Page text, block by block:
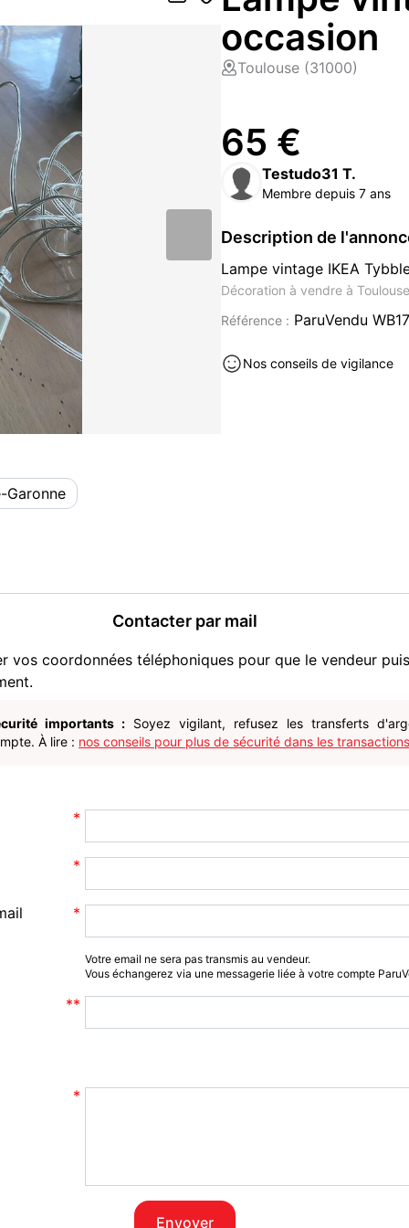
occasion
Toulouse (31000)
65 €
Testudo31 T.
Membre depuis 7 ans
Description de
Lampe vintage IKEA
Décoration à vendre à
Référence : ParuVendu
Nos conseils de vigilance
Garonne
Contacter par mail
vos coordonnées téléphoniques pour que le vendeur
importants : Soyez vigilant, refusez les transferts
À lire : nos conseils pour plus de sécurité dans les
Votre email ne sera pas transmis au vendeur.
Vous échangerez via une messagerie liée à votre compte
Envoyer